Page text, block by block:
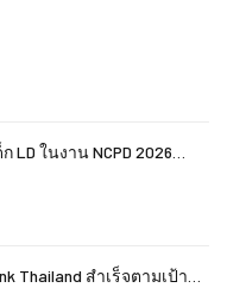
LD ในงาน NCPD 2026…
Thailand สำเร็จตามเป้า…